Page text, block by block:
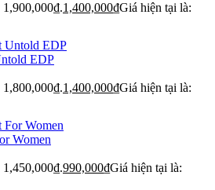
1,400,000₫Giá hiện tại là:
EDP
1,400,000₫Giá hiện tại là:
Women
990,000₫Giá hiện tại là: